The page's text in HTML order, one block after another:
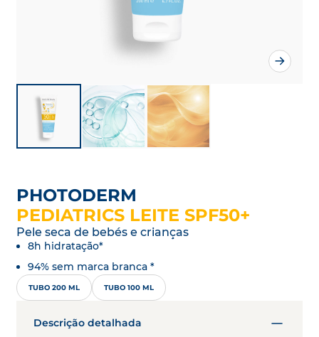
PHOTODERM
PEDIATRICS LEITE SPF50+
Pele seca de bebés e crianças
8h hidratação*
94% sem marca branca *
TUBO 200 ML TUBO 100 ML
Descrição detalhada